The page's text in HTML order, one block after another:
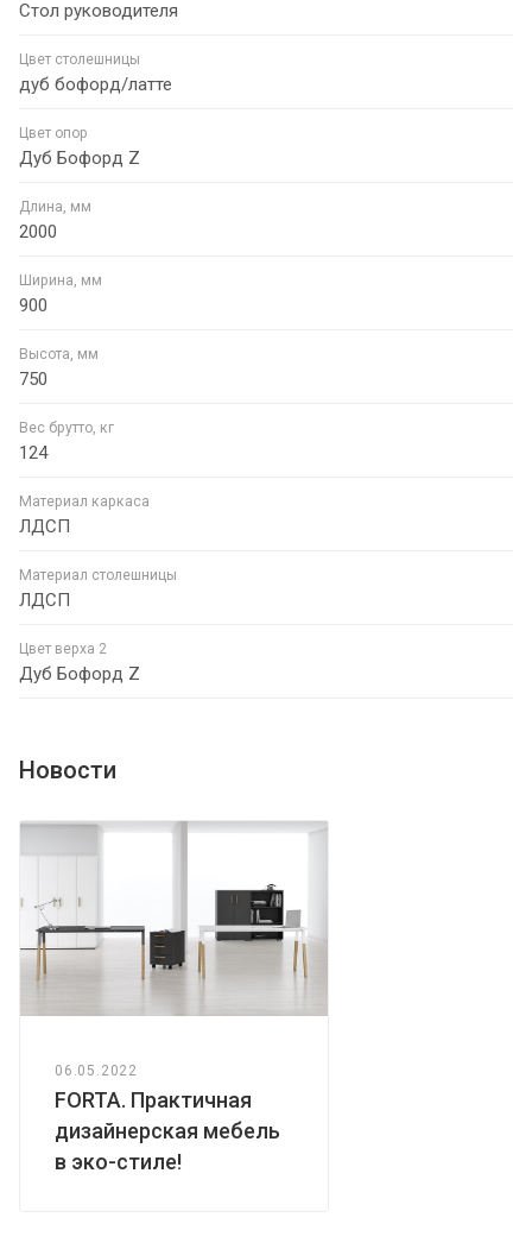
Стол руководителя
Цвет столешницы
дуб бофорд/латте
Цвет опор
Дуб Бофорд Z
Длина, мм
2000
Ширина, мм
900
Высота, мм
750
Вес брутто, кг
124
Материал каркаса
ЛДСП
Материал столешницы
ЛДСП
Цвет верха 2
Дуб Бофорд Z
Новости
06.05.2022
FORTA. Практичная
дизайнерская мебель
в эко-стиле!